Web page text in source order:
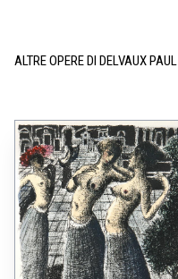
ALTRE OPERE DI DELVAUX PAUL